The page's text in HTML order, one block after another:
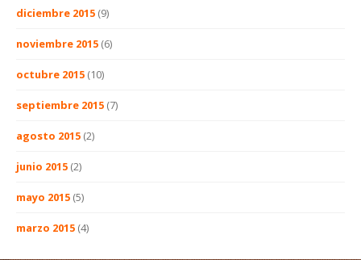
diciembre 2015 (9)
noviembre 2015 (6)
octubre 2015 (10)
septiembre 2015 (7)
agosto 2015 (2)
junio 2015 (2)
mayo 2015 (5)
marzo 2015 (4)